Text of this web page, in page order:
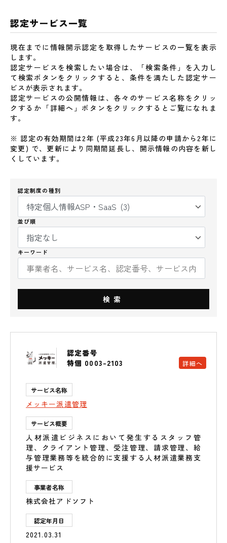
認定サービス一覧
現在までに情報開示認定を取得したサービスの一覧を表示
します。
認定サービスを検索したい場合は、「検索条件」を入力し
て検索ボタンをクリックすると、条件を満たした認定サー
ビスが表示されます。
認定サービスの公開情報は、各々のサービス名称をクリッ
クするか「詳細へ」ボタンをクリックするとご覧になれま
す。
※ 認定の有効期間は2年 (平成23年6月以降の申請から2年に
変更) で、更新により同期間延長し、開示情報の内容を新し
くしています。
認定制度の種別
並び順
キーワード
検索
認定番号
特個 0003-2103
サービス名称
メッキー派遣管理
サービス概要
人材派遣ビジネスにおいて発生するスタッフ管
理、クライアント管理、受注管理、請求管理、給
与管理業務等を統合的に支援する人材派遣業務支
援サービス
事業者名称
株式会社アドソフト
認定年月日
2021.03.31
詳細へ